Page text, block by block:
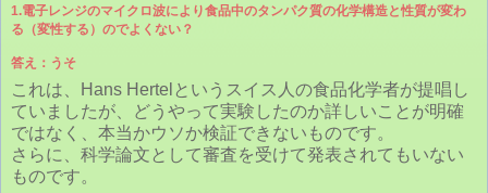
1.電子レンジのマイクロ波により食品中のタンパク質の化学構造と性質が変わ
る（変性する）のでよくない？
答え：うそ
これは、Hans Hertelというスイス人の食品化学者が提唱し
ていましたが、どうやって実験したのか詳しいことが明確
ではなく、本当かウソか検証できないものです。
さらに、科学論文として審査を受けて発表されてもいない
ものです。